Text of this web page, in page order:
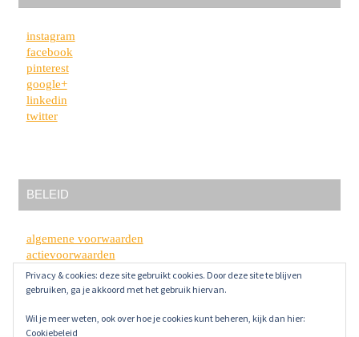
instagram
facebook
pinterest
google+
linkedin
twitter
BELEID
algemene voorwaarden
actievoorwaarden
privacybeleid
disclaimer
Privacy & cookies: deze site gebruikt cookies. Door deze site te blijven
gebruiken, ga je akkoord met het gebruik hiervan.
Wil je meer weten, ook over hoe je cookies kunt beheren, kijk dan hier:
Cookiebeleid